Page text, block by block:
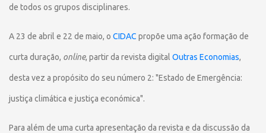
de todos os grupos disciplinares.
A 23 de abril e 22 de maio, o CIDAC propõe uma ação formação de
curta duração, online, partir da revista digital Outras Economias,
desta vez a propósito do seu número 2: "Estado de Emergência:
justiça climática e justiça económica".
Para além de uma curta apresentação da revista e da discussão da